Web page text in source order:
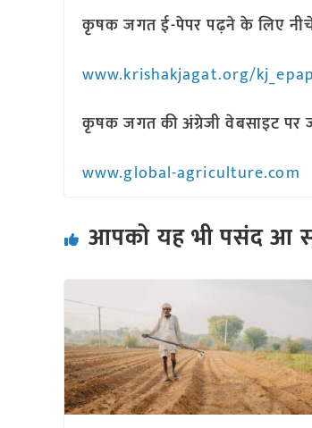
कृषक जगत ई-पेपर पढ़ने के लिए
www.krishakjagat.org/
कृषक जगत की अंग्रेजी वेबसाइट पर
www.global-agriculture.com
आपको यह भी पसंद आ